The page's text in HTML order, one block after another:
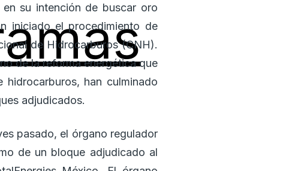
su intención de buscar oro
iniciado el procedimiento de
de Hidrocarburos (CNH).
de la reforma energética que
han culminado
adjudicados.
pasado, el órgano regulador
de un bloque adjudicado al